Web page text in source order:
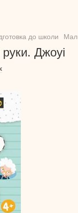
до школи
Джоуі